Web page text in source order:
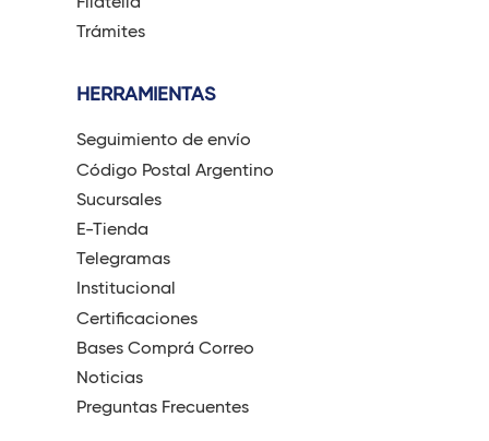
Trámites
HERRAMIENTAS
Seguimiento de envío
Código Postal Argentino
Sucursales
E-Tienda
Telegramas
Institucional
Certificaciones
Bases Comprá Correo
Noticias
Preguntas Frecuentes